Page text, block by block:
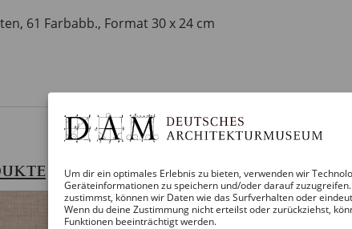
Um dir ein optimales Erlebnis zu bieten, verwenden wir
Geräteinformationen zu speichern und/oder darauf
zustimmst, können wir Daten wie das Surfverhalten oder
Wenn du deine Zustimmung nicht erteilst oder zurückziehst,
Funktionen beeinträchtigt werden.
61 Farbabb., Format 30 x 24 cm